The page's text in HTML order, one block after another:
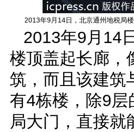
2013年9月14日，北京通州地税局
2013年9月14
楼顶盖起长廊，
筑，而且该建筑
有4栋楼，除9
局大门，直接就